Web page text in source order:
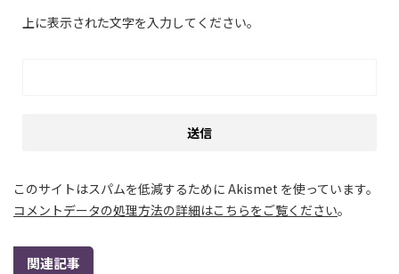
上に表示された文字を入力してください。
このサイトはスパムを低減するために Akismet を使っています。
コメントデータの処理方法の詳細はこちらをご覧ください。
関連記事